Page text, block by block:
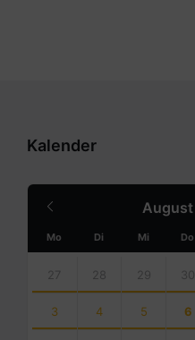
Kalender
August
Month
Mo Di Mi Do
calendar
days
27 28 29 30
3 4 5 6